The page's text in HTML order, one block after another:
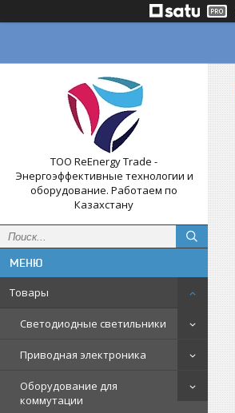
ТОО ReEnergy Trade -
Энергоэффективные технологии и
оборудование. Работаем по
Казахстану
Товары
Светодиодные светильники
Приводная электроника
Оборудование для
коммутации